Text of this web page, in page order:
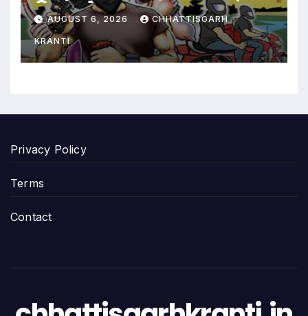
रिक्शा रोककर लूट…
AUGUST 6, 2026 CHHATTISGARH
KRANTI
Privacy Policy
Terms
Contact